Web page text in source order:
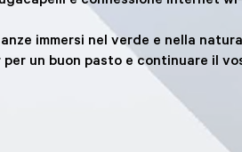
immersi nel verde e nella
un buon pasto e continuare il